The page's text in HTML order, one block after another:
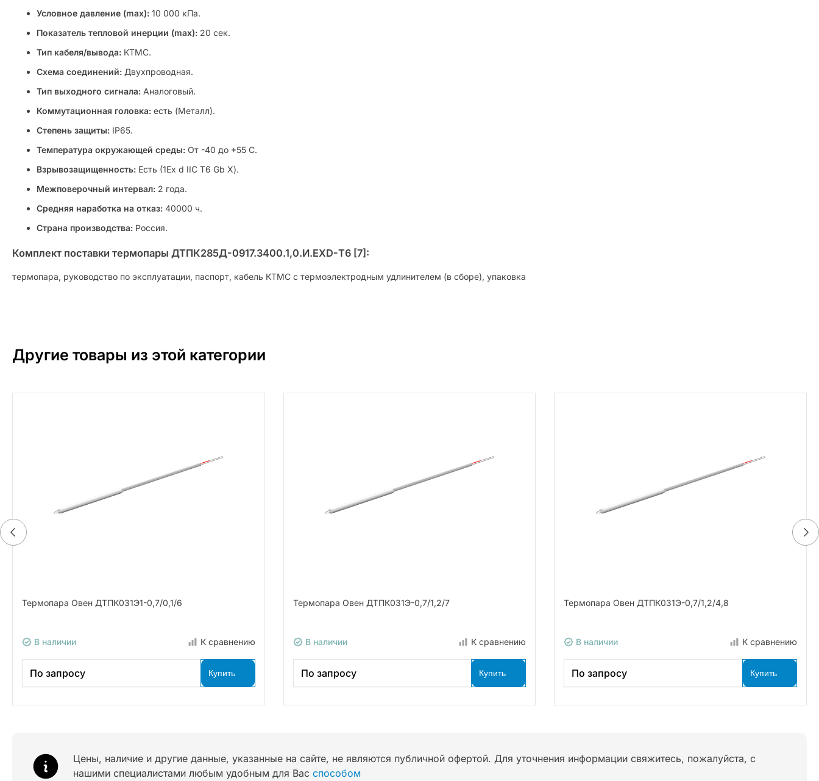
Условное давление (max): 10 000 кПа.
Показатель тепловой инерции (max): 20 сек.
Тип кабеля/вывода: КТМС.
Схема соединений: Двухпроводная.
Тип выходного сигнала: Аналоговый.
Коммутационная головка: есть (Металл).
Степень защиты: IP65.
Температура окружающей среды: От -40 до +55 C.
Взрывозащищенность: Есть (1Ex d IIC T6 Gb X).
Межповерочный интервал: 2 года.
Средняя наработка на отказ: 40000 ч.
Страна производства: Россия.
Комплект поставки термопары ДТПК285Д-0917.3400.1,0.И.ЕХD-Т6 [7]:
термопара, руководство по эксплуатации, паспорт, кабель КТМС с термоэлектродным удлинителем (в сборе), упаковка
Другие товары из этой категории
Термопара Овен ДТПК031Э1-0,7/0,1/6
В наличии К сравнению
По запросу Купить
Термопара Овен ДТПК031Э-0,7/1,2/7
В наличии К сравнению
По запросу Купить
Термопара Овен ДТПК031Э-0,7/1,2/4,8
В наличии К сравнению
По запросу Купить
Цены, наличие и другие данные, указанные на сайте, не являются публичной офертой. Для уточнения информации свяжитесь, пожалуйста, с
нашими специалистами любым удобным для Вас способом